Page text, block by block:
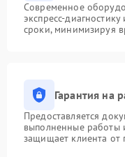
Современное
экспресс-
сроки, минимизируя
Гарантия на
Предоставляется
выполненные работы
защищает клиента от